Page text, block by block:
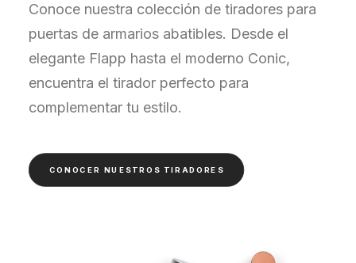
Conoce nuestra colección de tiradores para
puertas de armarios abatibles. Desde el
elegante Flapp hasta el moderno Conic,
encuentra el tirador perfecto para
complementar tu estilo.
CONOCER NUESTROS TIRADORES